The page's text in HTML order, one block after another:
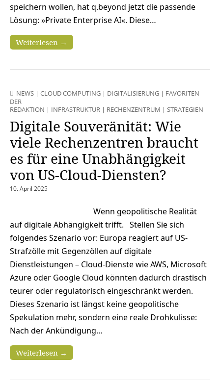
speichern wollen, hat q.beyond jetzt die passende
Lösung: »Private Enterprise AI«. Diese…
Weiterlesen →
NEWS | CLOUD COMPUTING | DIGITALISIERUNG | FAVORITEN
DER
REDAKTION | INFRASTRUKTUR | RECHENZENTRUM | STRATEGIEN
Digitale Souveränität: Wie
viele Rechenzentren braucht
es für eine Unabhängigkeit
von US-Cloud-Diensten?
10. April 2025
Wenn geopolitische Realität
auf digitale Abhängigkeit trifft. Stellen Sie sich
folgendes Szenario vor: Europa reagiert auf US-
Strafzölle mit Gegenzöllen auf digitale
Dienstleistungen – Cloud-Dienste wie AWS, Microsoft
Azure oder Google Cloud könnten dadurch drastisch
teurer oder regulatorisch eingeschränkt werden.
Dieses Szenario ist längst keine geopolitische
Spekulation mehr, sondern eine reale Drohkulisse:
Nach der Ankündigung…
Weiterlesen →